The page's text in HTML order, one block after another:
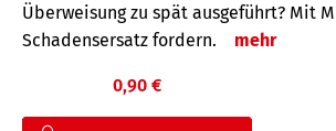
Überweisung zu spät ausgeführt? Mit
Schadensersatz fordern.
mehr
0,90 €